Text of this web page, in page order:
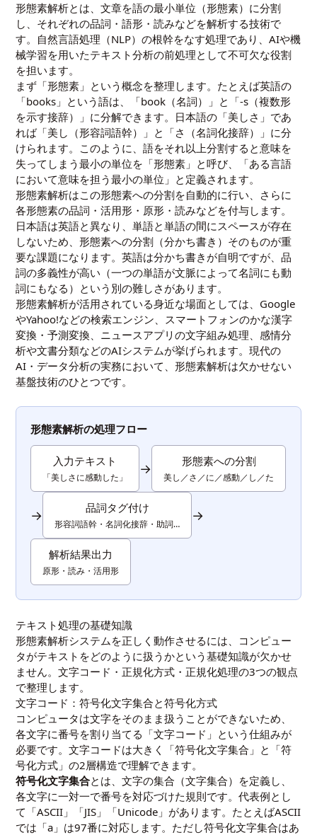
形態素解析とは、文章を語の最小単位（形態素）に分割
し、それぞれの品詞・語形・読みなどを解析する技術で
す。自然言語処理（NLP）の根幹をなす処理であり、AIや機
械学習を用いたテキスト分析の前処理として不可欠な役割
を担います。
まず「形態素」という概念を整理します。たとえば英語の
「books」という語は、「book（名詞）」と「-s（複数形
を示す接辞）」に分解できます。日本語の「美しさ」であ
れば「美し（形容詞語幹）」と「さ（名詞化接辞）」に分
けられます。このように、語をそれ以上分割すると意味を
失ってしまう最小の単位を「形態素」と呼び、「ある言語
において意味を担う最小の単位」と定義されます。
形態素解析はこの形態素への分割を自動的に行い、さらに
各形態素の品詞・活用形・原形・読みなどを付与します。
日本語は英語と異なり、単語と単語の間にスペースが存在
しないため、形態素への分割（分かち書き）そのものが重
要な課題になります。英語は分かち書きが自明ですが、品
詞の多義性が高い（一つの単語が文脈によって名詞にも動
詞にもなる）という別の難しさがあります。
形態素解析が活用されている身近な場面としては、Google
やYahoo!などの検索エンジン、スマートフォンのかな漢字
変換・予測変換、ニュースアプリの文字組み処理、感情分
析や文書分類などのAIシステムが挙げられます。現代の
AI・データ分析の実務において、形態素解析は欠かせない
基盤技術のひとつです。
形態素解析の処理フロー
入力テキスト
「美しさに感動した」
→ 形態素への分割
美し／さ／に／感動／し／た
→ 品詞タグ付け
形容詞語幹・名詞化接辞・助詞…
→
解析結果出力
原形・読み・活用形
テキスト処理の基礎知識
形態素解析システムを正しく動作させるには、コンピュー
タがテキストをどのように扱うかという基礎知識が欠かせ
ません。文字コード・正規化方式・正規化処理の3つの観点
で整理します。
文字コード：符号化文字集合と符号化方式
コンピュータは文字をそのまま扱うことができないため、
各文字に番号を割り当てる「文字コード」という仕組みが
必要です。文字コードは大きく「符号化文字集合」と「符
号化方式」の2層構造で理解できます。
符号化文字集合とは、文字の集合（文字集合）を定義し、
各文字に一対一で番号を対応づけた規則です。代表例とし
て「ASCII」「JIS」「Unicode」があります。たとえばASCII
では「a」は97番に対応します。ただし符号化文字集合はあ